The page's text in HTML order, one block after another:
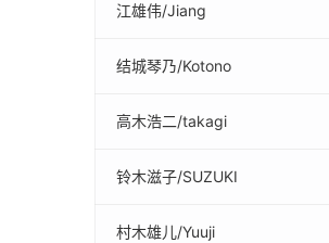
江雄伟/Jiang
结城琴乃/Kotono
高木浩二/takagi
铃木滋子/SUZUKI
村木雄儿/Yuuji